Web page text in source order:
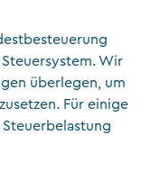
Wir
überlegen, um
Für einige